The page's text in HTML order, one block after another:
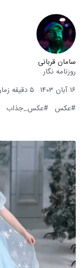
سامان قربانی
روزنامه نگار
16 آبان 1403
5 دقیقه زمان مطالعه
#عکس
#عکس_جذاب